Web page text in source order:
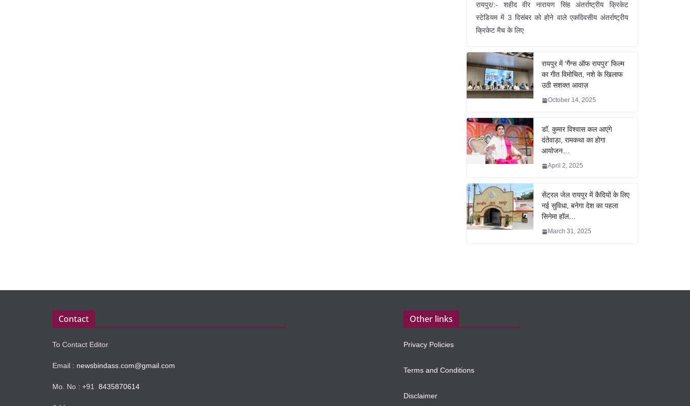
रायपुर/:- शहीद वीर नारायण सिंह अंतर्राष्ट्रीय क्रिकेट
स्टेडियम में 3 दिसंबर को होने वाले एकदिवसीय अंतर्राष्ट्रीय
क्रिकेट मैच के लिए
रायपुर में ‘गैंग्स ऑफ रायपुर’ फिल्म
का गीत विमोचित, नशे के खिलाफ
उठी सशक्त आवाज़
October 14, 2025
डॉ. कुमार विश्वास कल आएंगे
दंतेवाड़ा, रामकथा का होगा
आयोजन…
April 2, 2025
सेंट्रल जेल रायपुर में कैदियों के लिए
नई सुविधा, बनेगा देश का पहला
सिनेमा हॉल…
March 31, 2025
Contact
To Contact Editor
Email : newsbindass.com@gmail.com
Mo. No : +91 8435870614
Other links
Privacy Policies
Terms and Conditions
Disclaimer